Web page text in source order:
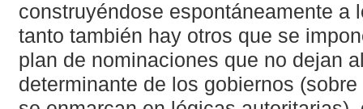
construyéndose espontáneamente a
tanto también hay otros que se
plan de nominaciones que no dejan
determinante de los gobiernos